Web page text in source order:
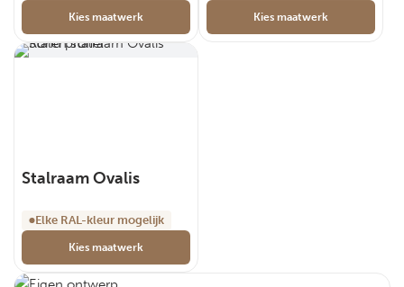
Kies maatwerk Kies maatwerk
Stalraam Ovalis
Elke RAL-kleur mogelijk
Kies maatwerk